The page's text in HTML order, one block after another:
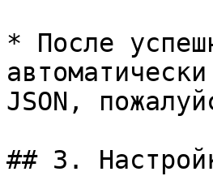
* После
JSON,
## 3.